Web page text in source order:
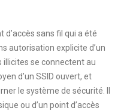
d’accès sans fil qui a été
autorisation explicite d’un
illicites se connectent au
d’un SSID ouvert, et
le système de sécurité. Il
ou d’un point d’accès